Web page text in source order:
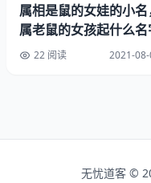
属狗的和属牛的关系好不
3、不过，生肖配对是
属相是鼠的女娃的小名
属老鼠的女孩起什么名
22 阅读 2021-
无忧道客 ©